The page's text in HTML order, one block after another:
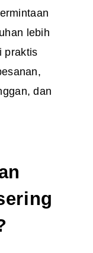
lebih
praktis
dan